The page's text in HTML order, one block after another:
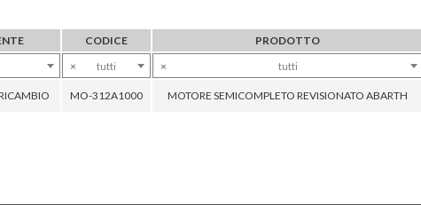
CODICE PRODOTTO
× tutti × tutti
MO-312A1000 MOTORE SEMICOMPLETO REVISIONATO ABARTH